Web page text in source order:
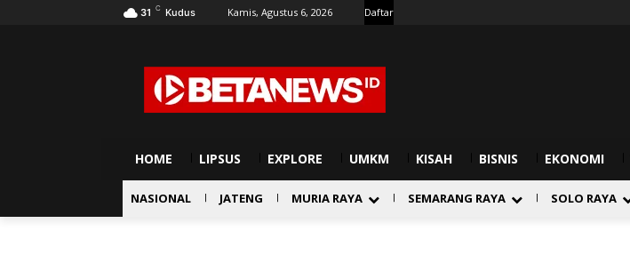
31 C Kudus Kamis, Agustus 6, 2026 Daftar
HOME LIPSUS EXPLORE UMKM KISAH BISNIS EKONOMI
NASIONAL JATENG MURIA RAYA SEMARANG RAYA SOLO RAYA